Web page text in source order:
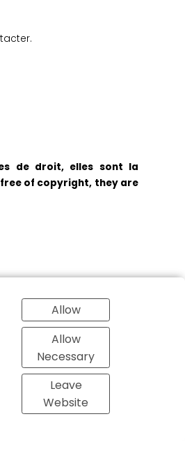
de droit, elles sont la
of copyright, they are
Allow
Allow
Necessary
Leave
Website